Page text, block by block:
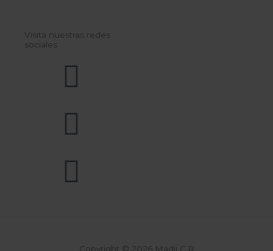
Visita nuestras redes
sociales
Copyright © 2026 Madii C.R